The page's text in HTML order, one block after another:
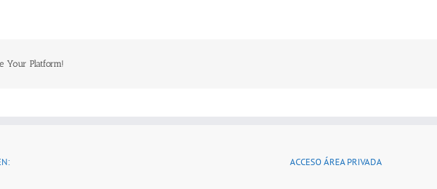
Your Platform!
ACCESO ÁREA PRIVADA